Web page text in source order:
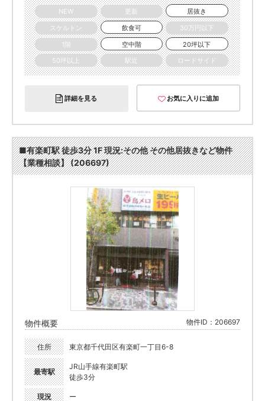
NEW
更新
居抜き
スケルトン
飲食可
30万円以下
1階
空中階
20坪以下
50坪以上
駅近 ロードサイド
詳細を見る お気に入りに追加
■有楽町駅 徒歩3分 1F 現況:その他 その他居抜きなど物件
【業種相談】 (206697)
物件概要 物件ID：206697
住所 東京都千代田区有楽町一丁目6-8
最寄駅
JR山手線有楽町駅
徒歩3分
現況 ー